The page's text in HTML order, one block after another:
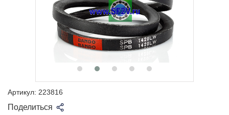
Артикул: 223816
Поделиться